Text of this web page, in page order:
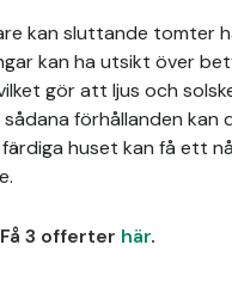
kan sluttande tomter
kan ha utsikt över
gör att ljus och
förhållanden
huset kan få ett
3 offerter här.